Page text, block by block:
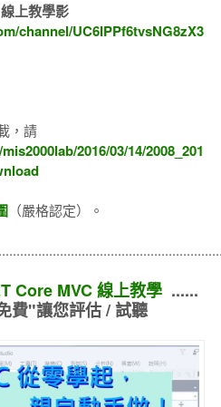
上教學影
channel/UC6IPPf6tvsNG8zX3
，請
2016/03/14/2008_201
（嚴格認定）。
Core MVC 線上教學......
費"讓您評估 / 試聽